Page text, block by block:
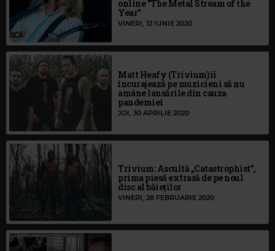
online "The Metal Stream of the
Year"
VINERI, 12 IUNIE 2020
Matt Heafy (Trivium) îi
încurajează pe muzicieni să nu
amâne lansările din cauza
pandemiei
JOI, 30 APRILIE 2020
Trivium: Ascultă „Catastrophist”,
prima piesă extrasă de pe noul
disc al băieților
VINERI, 28 FEBRUARIE 2020